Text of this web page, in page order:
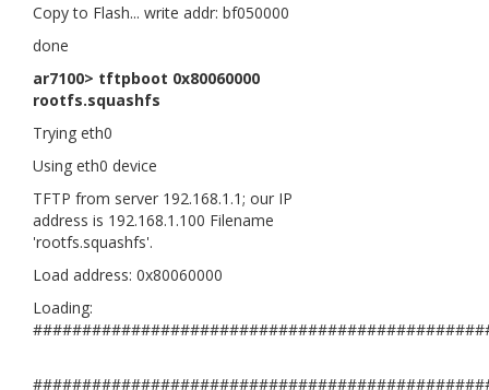
Copy to Flash... write addr: bf050000
done
ar7100> tftpboot 0x80060000
rootfs.squashfs
Trying eth0
Using eth0 device
TFTP from server 192.168.1.1; our IP
address is 192.168.1.100 Filename
'rootfs.squashfs'.
Load address: 0x80060000
Loading: